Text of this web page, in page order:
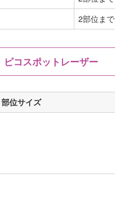
2部位まで
ピコスポットレーザー
部位サイズ